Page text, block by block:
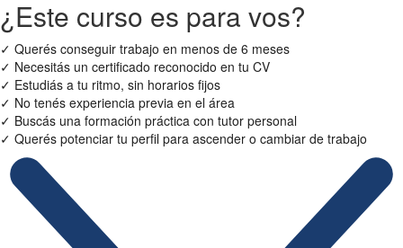
¿Este curso es para vos?
✓ Querés conseguir trabajo en menos de 6 meses
✓ Necesitás un certificado reconocido en tu CV
✓ Estudiás a tu ritmo, sin horarios fijos
✓ No tenés experiencia previa en el área
✓ Buscás una formación práctica con tutor personal
✓ Querés potenciar tu perfil para ascender o cambiar de trabajo